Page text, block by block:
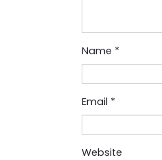
Name *
Email *
Website